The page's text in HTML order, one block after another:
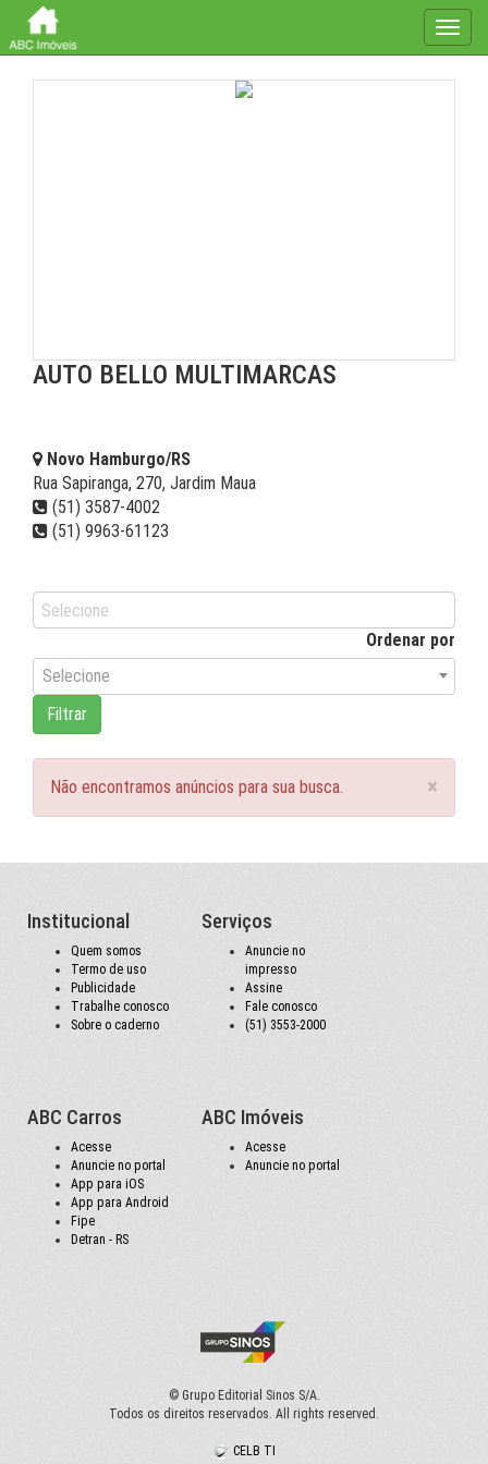
AUTO BELLO MULTIMARCAS
Novo Hamburgo/RS
Rua Sapiranga, 270, Jardim Maua
(51) 3587-4002
(51) 9963-61123
Venda
Aluguel
Temporada
Ordenar por
Selecione
Filtrar
×
Não encontramos anúncios para sua busca.
Institucional
Quem somos
Termo de uso
Publicidade
Trabalhe conosco
Sobre o caderno
Serviços
Anuncie no
impresso
Assine
Fale conosco
(51) 3553-2000
ABC Carros
Acesse
Anuncie no portal
App para iOS
App para Android
Fipe
Detran - RS
ABC Imóveis
Acesse
Anuncie no portal
© Grupo Editorial Sinos S/A.
Todos os direitos reservados. All rights reserved.
CELB TI